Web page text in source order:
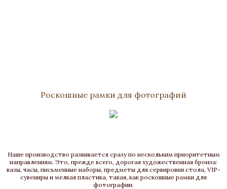
Роскошные рамки для фотографий
Наше производство развивается сразу по нескольким приоритетным
направлениям. Это, прежде всего, дорогая художественная бронза:
вазы, часы, письменные наборы, предметы для сервировки стола, VIP-
сувениры и мелкая пластика, такая, как роскошные рамки для
фотографии.